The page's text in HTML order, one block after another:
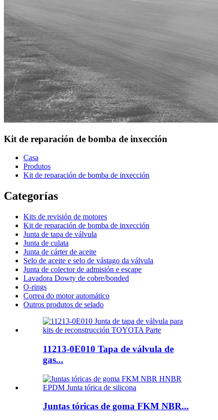
Kit de reparación de bomba de inxección
Casa
Produtos
Kit de reparación de bomba de inxección
Categorías
Kits de revisión de motores
Kit de reparación de bomba de inxección
Junta de tapa de válvula
Junta de culata
Junta de cárter de aceite
Selo de aceite e selo de vástago da válvula
Junta de colector de admisión e escape
Lavadora Dowty de cobre/bonded
O-rings
Correa do motor automático
Outros produtos de selado
11213-0E010 Tapa de válvula de
gas...
Juntas tóricas de goma FKM NBR...